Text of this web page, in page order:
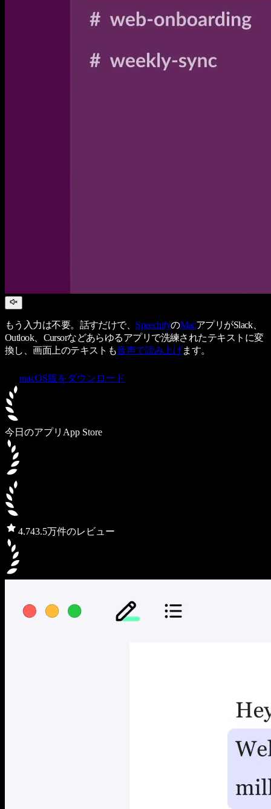
もう入力は不要。話すだけで、 SpeechifyのMacアプリがSlack、
Outlook、Cursorなどあらゆるアプリで洗練されたテキストに変
換し、画面上のテキストも音声で読み上げます。
macOS版をダウンロード
今日のアプリ App Store
4.743.5万件のレビュー